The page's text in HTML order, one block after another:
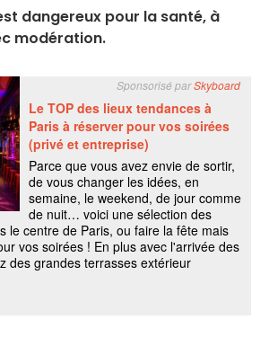
dangereux pour la santé, à
modération.